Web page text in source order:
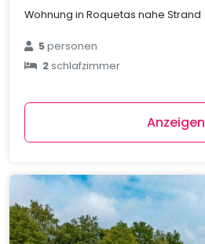
Wohnung in Roquetas nahe Strand
5personen
2schlafzimmer
Anzeigen